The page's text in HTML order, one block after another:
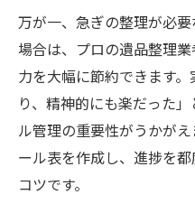
万が一、急ぎの整理が必
場合は、プロの遺品整理
力を大幅に節約できます
り、精神的にも楽だった
ル管理の重要性がうかが
ール表を作成し、進捗を
コツです。